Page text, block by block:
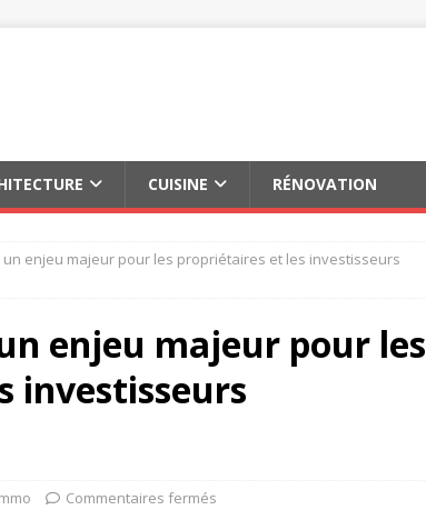
CUISINE RÉNOVATION
un enjeu majeur pour les propriétaires et les investisseurs
enjeu majeur pour les
investisseurs
Commentaires fermés